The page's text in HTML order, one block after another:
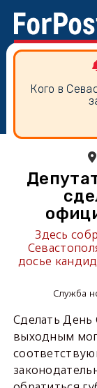
Кого в
Здесь
досье
Служба
Сделать День
выходным